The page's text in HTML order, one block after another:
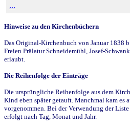
...
Hinweise zu den Kirchenbüchern
Das Original-Kirchenbuch von Januar 1838
Freien Prälatur Schneidemühl, Josef-
erlaubt.
Die Reihenfolge der Einträge
Die ursprüngliche Reihenfolge aus dem
Kind eben später getauft. Manchmal kam es
vorgenommen. Bei der Verwendung der
erfolgt nach Tag, Monat und Jahr.